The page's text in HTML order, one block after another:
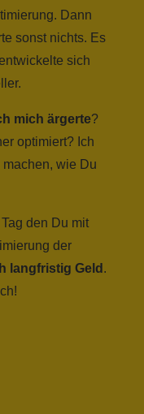
Dann
sonst nichts. Es
sich
mich ärgerte?
optimiert? Ich
wie Du
den Du mit
der
langfristig Geld .